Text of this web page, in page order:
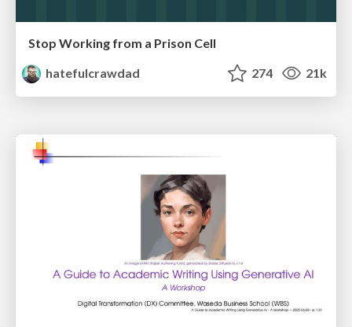
Stop Working from a Prison Cell
hatefulcrawdad
274 21k